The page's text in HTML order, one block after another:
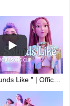
"What It Sounds Like " | Official Song Clip | KPop Demon Hunters | Sony Animation